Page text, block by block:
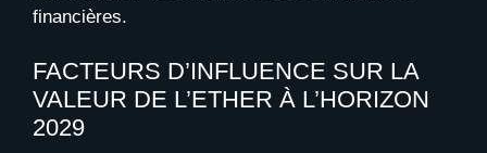
financières.
FACTEURS D’INFLUENCE SUR LA
VALEUR DE L’ETHER À L’HORIZON
2029